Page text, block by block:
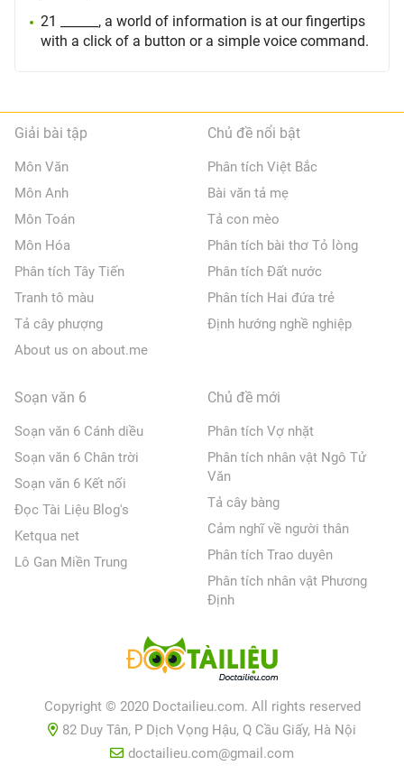
21 ______, a world of information is at our fingertips
with a click of a button or a simple voice command.
Giải bài tập
Môn Văn
Môn Anh
Môn Toán
Môn Hóa
Phân tích Tây Tiến
Tranh tô màu
Tả cây phượng
About us on about.me
Chủ đề nổi bật
Phân tích Việt Bắc
Bài văn tả mẹ
Tả con mèo
Phân tích bài thơ Tỏ lòng
Phân tích Đất nước
Phân tích Hai đứa trẻ
Định hướng nghề nghiệp
Soạn văn 6
Soạn văn 6 Cánh diều
Soạn văn 6 Chân trời
Soạn văn 6 Kết nối
Đọc Tài Liệu Blog's
Ketqua net
Lô Gan Miền Trung
Chủ đề mới
Phân tích Vợ nhặt
Phân tích nhân vật Ngô Tử
Văn
Tả cây bàng
Cảm nghĩ về người thân
Phân tích Trao duyên
Phân tích nhân vật Phương
Định
Copyright © 2020 Doctailieu.com. All rights reserved
82 Duy Tân, P Dịch Vọng Hậu, Q Cầu Giấy, Hà Nội
doctailieu.com@gmail.com